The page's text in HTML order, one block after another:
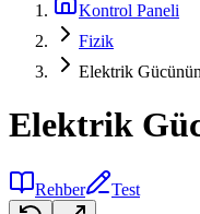
Kontrol Paneli
Fizik
Elektrik
Elektrik
Rehber Test